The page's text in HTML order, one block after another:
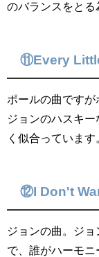
のバランスをとる
⑪Every
ポールの曲ですが
ジョンのハスキ
く似合っています
⑫I Don't
ジョンの曲。ジ
で、誰がハーモ